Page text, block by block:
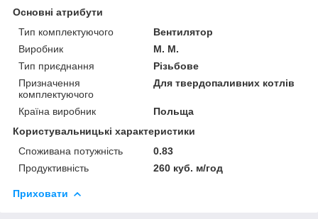
Основні атрибути
Тип комплектуючого
Вентилятор
Виробник
M. M.
Тип приєднання
Різьбове
Призначення
комплектуючого
Для твердопаливних котлів
Країна виробник
Польща
Користувальницькі характеристики
Споживана потужність
0.83
Продуктивність
260 куб. м/год
Приховати